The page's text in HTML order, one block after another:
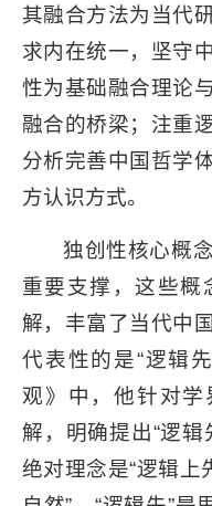
其融合方法为当代
求内在统一，坚守
性为基础融合理论
融合的桥梁；注重
分析完善中国哲学
方认识方式。
独创性核心概
重要支撑，这些概
解，丰富了当代中
代表性的是“逻辑
观》中，他针对学
解，明确提出“逻
绝对理念是“逻辑上